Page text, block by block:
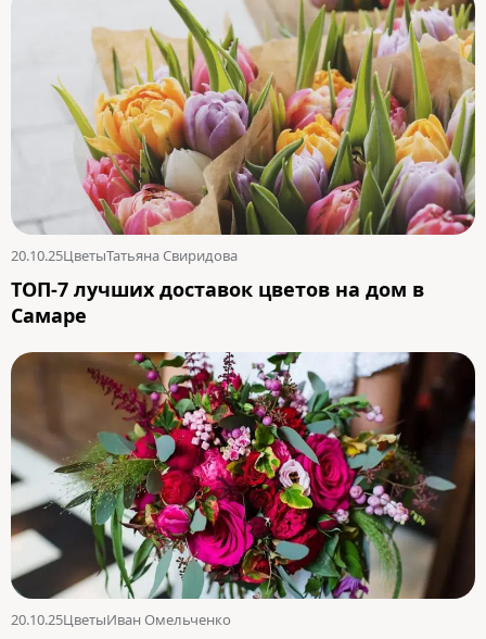
20.10.25ЦветыТатьяна Свиридова
ТОП-7 лучших доставок цветов на дом в
Самаре
20.10.25ЦветыИван Омельченко